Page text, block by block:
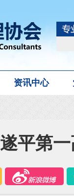
资讯中心
遂平第